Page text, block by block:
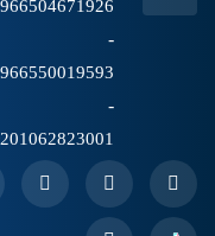
966504671926+
-
966550019593+
-
201062823001+